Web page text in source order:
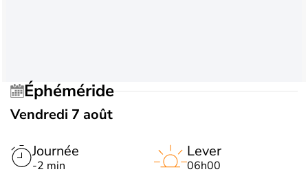
Éphéméride
Vendredi 7 août
Journée
-2 min
Lever
06h00